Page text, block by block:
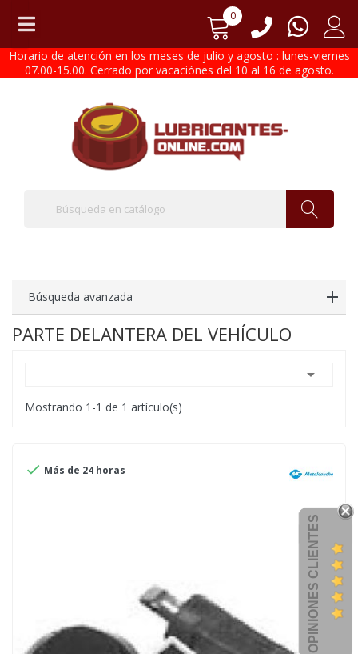
0
Horario de atención en los meses de julio y agosto : lunes-viernes
07.00-15.00. Cerrado por vacaciónes del 10 al 16 de agosto.
Búsqueda avanzada
PARTE DELANTERA DEL VEHÍCULO

Mostrando 1-1 de 1 artículo(s)
 Más de 24 horas
OPINIONES CLIENTES